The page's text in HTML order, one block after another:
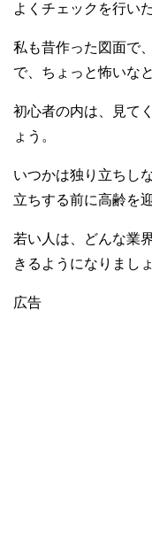
よくチェックを行い
私も昔作った図面で
で、ちょっと怖いな
初心者の内は、見て
ょう。
いつかは独り立ちし
立ちする前に高齢を
若い人は、どんな業
きるようになりましょ
広告